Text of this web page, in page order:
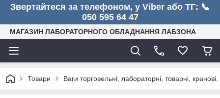
Звертайтеся за телефоном, у Viber або ТГ: 📞
050 595 64 47
МАГАЗИН ЛАБОРАТОРНОГО ОБЛАДНАННЯ ЛАБЗОНА
Товари Ваги торговельні, лабораторні, товарні, кранові.